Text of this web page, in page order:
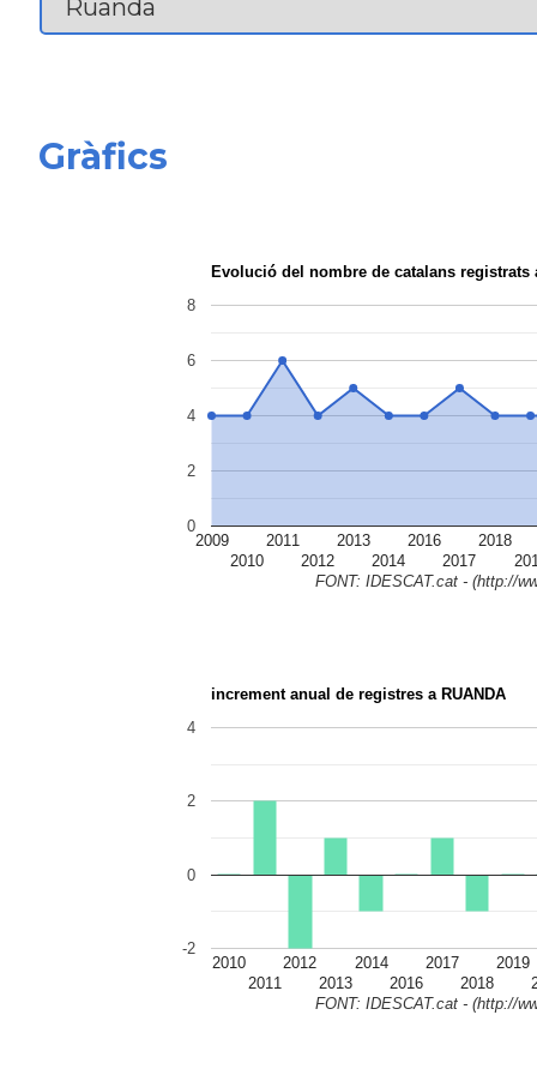
Gràfics
Evolució del nombre de catalans registrats
2009
2010
2011
2012
2013
2014
2016
2017
2018
0
2
4
6
8
FONT: IDESCAT.cat - (http://
increment anual de registres a RUANDA
2010
2011
2012
2013
2014
2016
2017
2018
2019
-2
0
2
4
FONT: IDESCAT.cat - (http://